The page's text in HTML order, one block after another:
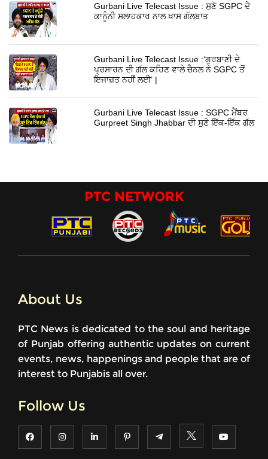
Gurbani Live Telecast Issue : ਸੁਣੋ SGPC ਦੇ
ਕਾਨੂੰਨੀ ਸਲਾਹਕਾਰ ਨਾਲ ਖਾਸ ਗੱਲਬਾਤ
Gurbani Live Telecast Issue :‘ਗੁਰਬਾਣੀ ਦੇ
ਪ੍ਰਸਾਰਨ ਦੀ ਗੱਲ ਕਹਿਣ ਵਾਲੇ ਚੈਨਲ ਨੇ SGPC ਤੋਂ
ਇਜਾਜ਼ਤ ਨਹੀਂ ਲਈ’ |
Gurbani Live Telecast Issue : SGPC ਮੈਂਬਰ
Gurpreet Singh Jhabbar ਦੀ ਸੁਣੋ ਇੱਕ-ਇੱਕ ਗੱਲ
PTC NETWORK
About Us
PTC News is dedicated to the soul and heritage
of Punjab offering authentic updates on current
events, news, happenings and people that are of
interest to Punjabis all over.
Follow Us